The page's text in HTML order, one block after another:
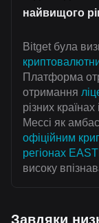
найвищого
Bitget була
Платформа
отримання
різних
Мессі як
офіційним
регіонах
високу
Завдяки